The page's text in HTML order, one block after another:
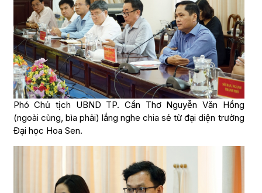
Phó Chủ tịch UBND TP. Cần Thơ Nguyễn Văn Hồng
(ngoài cùng, bìa phải) lắng nghe chia sẻ từ đại diện trường
Đại học Hoa Sen.